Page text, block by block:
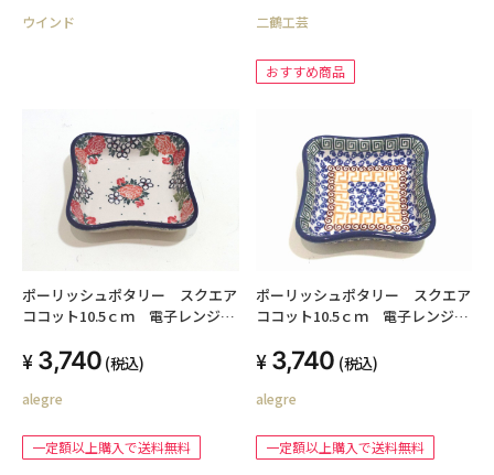
ウインド 二鶴工芸
おすすめ商品
ポーリッシュポタリー スクエア
ココット10.5ｃｍ 電子レンジ/
3,740 (税込)
alegre
一定額以上購入で送料無料
ポーリッシュポタリー スクエア
ココット10.5ｃｍ 電子レンジ/
3,740 (税込)
alegre
一定額以上購入で送料無料